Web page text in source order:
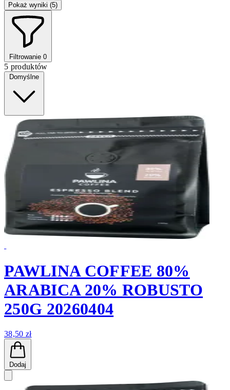
Pokaż wyniki (5)
Filtrowanie 0
5 produktów
Domyślne
PAWLINA COFFEE 80%
ARABICA 20% ROBUSTO
250G 20260404
38,50 zł
Dodaj